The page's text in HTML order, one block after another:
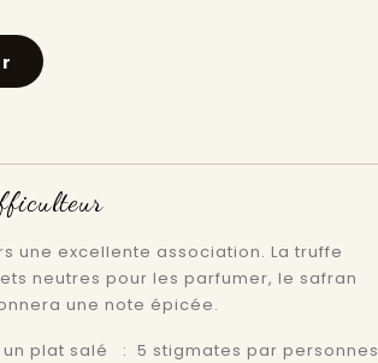
une excellente association. La truffe
neutres pour les parfumer, le safran
une note épicée.
plat salé : 5 stigmates par personnes